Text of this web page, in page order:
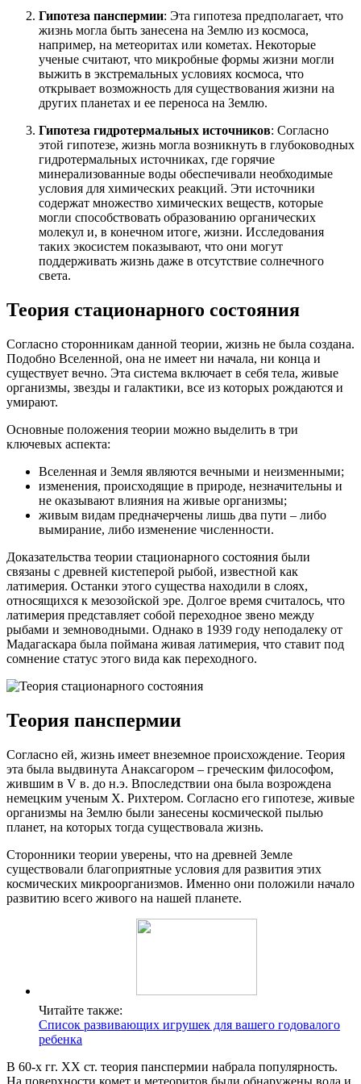
Гипотеза панспермии: Эта гипотеза предполагает, что
жизнь могла быть занесена на Землю из космоса,
например, на метеоритах или кометах. Некоторые
ученые считают, что микробные формы жизни могли
выжить в экстремальных условиях космоса, что
открывает возможность для существования жизни на
других планетах и ее переноса на Землю.
Гипотеза гидротермальных источников: Согласно
этой гипотезе, жизнь могла возникнуть в глубоководных
гидротермальных источниках, где горячие
минерализованные воды обеспечивали необходимые
условия для химических реакций. Эти источники
содержат множество химических веществ, которые
могли способствовать образованию органических
молекул и, в конечном итоге, жизни. Исследования
таких экосистем показывают, что они могут
поддерживать жизнь даже в отсутствие солнечного
света.
Теория стационарного состояния
Согласно сторонникам данной теории, жизнь не была создана.
Подобно Вселенной, она не имеет ни начала, ни конца и
существует вечно. Эта система включает в себя тела, живые
организмы, звезды и галактики, все из которых рождаются и
умирают.
Основные положения теории можно выделить в три
ключевых аспекта:
Вселенная и Земля являются вечными и неизменными;
изменения, происходящие в природе, незначительны и
не оказывают влияния на живые организмы;
живым видам предначерчены лишь два пути – либо
вымирание, либо изменение численности.
Доказательства теории стационарного состояния были
связаны с древней кистеперой рыбой, известной как
латимерия. Останки этого существа находили в слоях,
относящихся к мезозойской эре. Долгое время считалось, что
латимерия представляет собой переходное звено между
рыбами и земноводными. Однако в 1939 году неподалеку от
Мадагаскара была поймана живая латимерия, что ставит под
сомнение статус этого вида как переходного.
Теория панспермии
Согласно ей, жизнь имеет внеземное происхождение. Теория
эта была выдвинута Анаксагором – греческим философом,
жившим в V в. до н.э. Впоследствии она была возрождена
немецким ученым Х. Рихтером. Согласно его гипотезе, живые
организмы на Землю были занесены космической пылью
планет, на которых тогда существовала жизнь.
Сторонники теории уверены, что на древней Земле
существовали благоприятные условия для развития этих
космических микроорганизмов. Именно они положили начало
развитию всего живого на нашей планете.
Читайте также:
Список развивающих игрушек для вашего годовалого
ребенка
В 60-х гг. XX ст. теория панспермии набрала популярность.
На поверхности комет и метеоритов были обнаружены вода и